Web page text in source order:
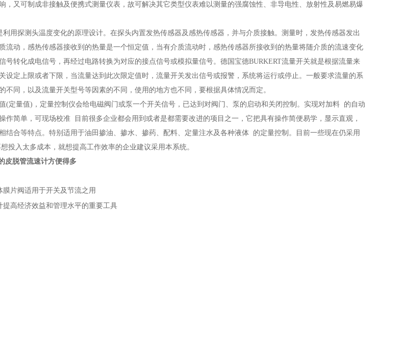
，又可制成非接触及便携式测量仪表，故可解决其它类型仪表难以测量的强腐蚀性、非导电性、放射性及易燃易爆
利用探测头温度变化的原理设计。在探头内置发热传感器及感热传感器，并与介质接触。测量时，发热传感器发出
流动，感热传感器接收到的热量是一个恒定值，当有介质流动时，感热传感器所接收到的热量将随介质的流速变化
号转化成电信号，再经过电路转换为对应的接点信号或模拟量信号。德国宝德BURKERT流量开关就是根据流量来
设定上限或者下限，当流量达到此次限定值时，流量开关发出信号或报警，系统将运行或停止。一般要求流量的系
不同，以及流量开关型号等因素的不同，使用的地方也不同，要根据具体情况而定。
(定量值)，定量控制仪会给电磁阀门或泵一个开关信号，已达到对阀门、泵的启动和关闭控制。实现对加料 的自动
作简单，可现场校准 目前很多企业都会用到或者是都需要改进的项目之一，它把具有操作简便易学，显示直观，
结合等特点。特别适用于油田掺油、掺水、掺药、配料、定量注水及各种液体 的定量控制。目前一些现在仍采用
投入太多成本，就想提高工作效率的企业建议采用本系统。
皮脱管流速计方便得多
膜片阀适用于开关及节流之用
提高经济效益和管理水平的重要工具